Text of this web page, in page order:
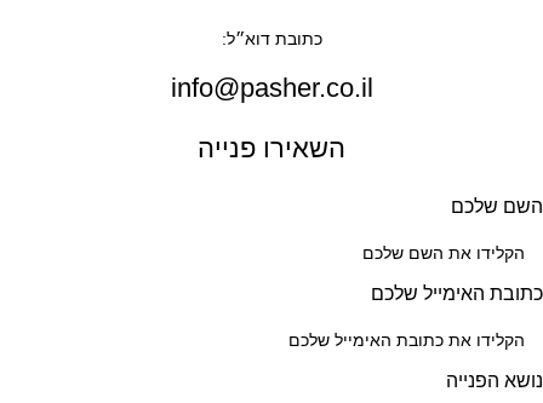
כתובת דוא״ל:
info@pasher.co.il
השאירו פנייה
השם שלכם
כתובת האימייל שלכם
נושא הפנייה